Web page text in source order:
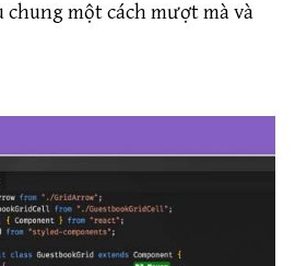
chung một cách mượt mà và